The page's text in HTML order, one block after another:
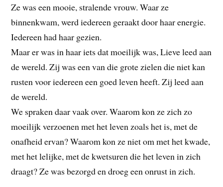
Ze was een mooie, stralende vrouw. Waar ze
binnenkwam, werd iedereen geraakt door haar energie.
Iedereen had haar gezien.
Maar er was in haar iets dat moeilijk was, Lieve leed aan
de wereld. Zij was een van die grote zielen die niet kan
rusten voor iedereen een goed leven heeft. Zij leed aan
de wereld.
We spraken daar vaak over. Waarom kon ze zich zo
moeilijk verzoenen met het leven zoals het is, met de
onafheid ervan? Waarom kon ze niet om met het kwade,
met het lelijke, met de kwetsuren die het leven in zich
draagt? Ze was bezorgd en droeg een onrust in zich.